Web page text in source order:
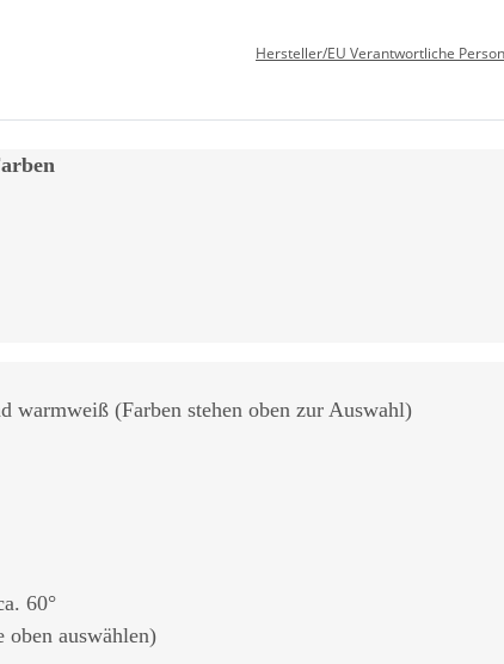
Hersteller/EU Verantwortliche Person
warmweiß (Farben stehen oben zur Auswahl)
60°
auswählen)